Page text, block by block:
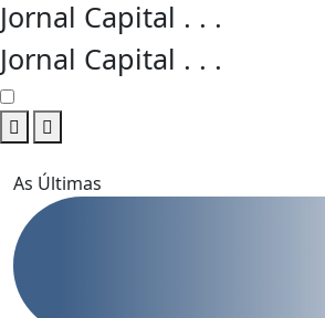
Jornal Capital . . .
Jornal Capital . . .
As Últimas